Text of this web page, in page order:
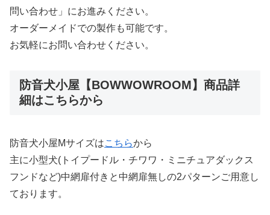
問い合わせ」にお進みください。
オーダーメイドでの製作も可能です。
お気軽にお問い合わせください。
防音犬小屋【BOWWOWROOM】商品詳
細はこちらから
防音犬小屋Mサイズはこちらから
主に小型犬(トイプードル・チワワ・ミニチュアダックス
フンドなど)中網扉付きと中網扉無しの2パターンご用意し
ております。